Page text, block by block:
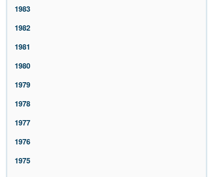
1983
1982
1981
1980
1979
1978
1977
1976
1975